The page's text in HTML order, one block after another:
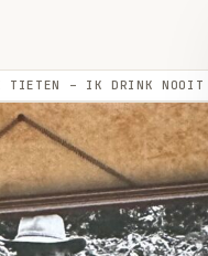
TIETEN – IK DRINK NOOIT